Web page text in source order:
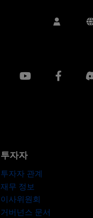
Instagram
투자자
투자자 관계
재무 정보
이사위원회
거버넌스 문서